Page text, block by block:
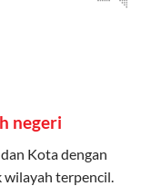
negeri
Kota dengan
wilayah terpencil.